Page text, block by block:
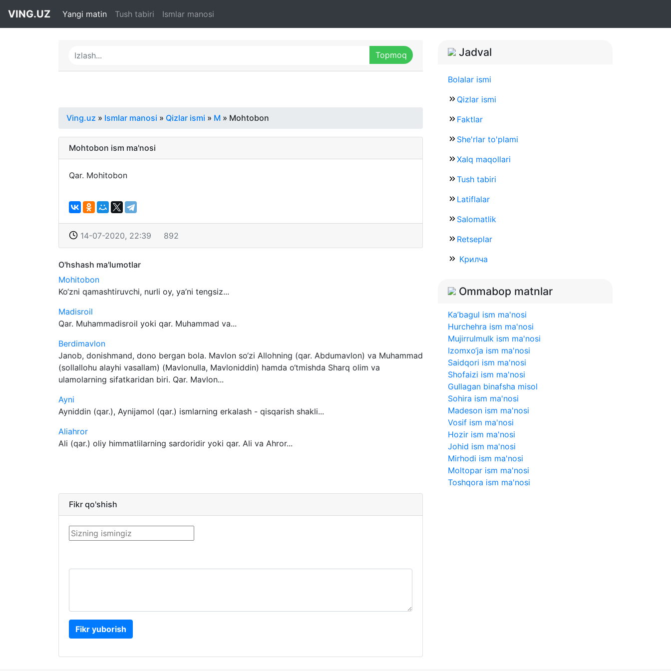
VING.UZ Yangi matin Tush tabiri Ismlar manosi
Ving.uz » Ismlar manosi » Qizlar ismi » M » Mohtobon
Mohtobon ism ma'nosi
Qar. Mohitobon
14-07-2020, 22:39 892
O'hshash ma'lumotlar
Mohitobon
Ko‘zni qamashtiruvchi, nurli oy, ya’ni tengsiz...
Madisroil
Qar. Muhammadisroil yoki qar. Muhammad va...
Berdimavlon
Janob, donishmand, dono bergan bola. Mavlon so‘zi Allohning (qar. Abdumavlon) va Muhammad
(sollallohu alayhi vasallam) (Mavlonulla, Mavloniddin) hamda o‘tmishda Sharq olim va
ulamolarning sifatkaridan biri. Qar. Mavlon...
Ayni
Ayniddin (qar.), Aynijamol (qar.) ismlarning erkalash - qisqarish shakli...
Aliahror
Ali (qar.) oliy himmatlilarning sardoridir yoki qar. Ali va Ahror...
Fikr qo'shish
Fikr yuborish
Jadval
Bolalar ismi
Qizlar ismi
Faktlar
She'rlar to'plami
Xalq maqollari
Tush tabiri
Latiflalar
Salomatlik
Retseplar
Крилча
Ommabop matnlar
Ka’bagul ism ma'nosi
Hurchehra ism ma'nosi
Mujirrulmulk ism ma'nosi
Izomxo‘ja ism ma'nosi
Saidqori ism ma'nosi
Shofaizi ism ma'nosi
Gullagan binafsha misol
Sohira ism ma'nosi
Madeson ism ma'nosi
Vosif ism ma'nosi
Hozir ism ma'nosi
Johid ism ma'nosi
Mirhodi ism ma'nosi
Moltopar ism ma'nosi
Toshqora ism ma'nosi